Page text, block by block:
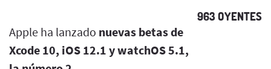
963 OYENTES
Apple ha lanzado nuevas betas de
Xcode 10, iOS 12.1 y watchOS 5.1,